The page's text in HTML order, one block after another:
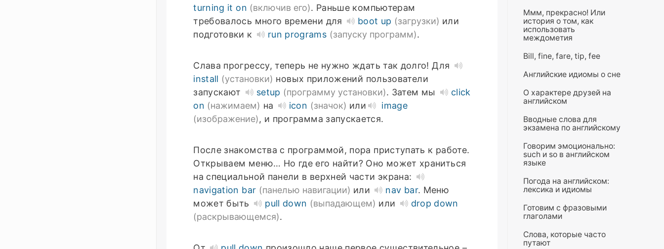
turning it on (включив его). Раньше компьютерам
требовалось много времени для
boot up (загрузки) или
подготовки к
run programs (запуску программ).
Слава прогрессу, теперь не нужно ждать так долго! Для
install (установки) новых приложений пользователи
запускают
setup (программу установки). Затем мы
click
on (нажимаем) на icon (значок) или
image
(изображение), и программа запускается.
После знакомства с программой, пора приступать к работе.
Открываем меню… Но где его найти? Оно может храниться
на специальной панели в верхней части экрана:
navigation bar (панелью навигации) или nav bar. Меню
может быть
pull down (выпадающем) или
drop down
(раскрывающемся).
Ммм, прекрасно! Или
история о том, как
использовать
междометия
Bill, fine, fare, tip, fee
Английские идиомы о сне
О характере друзей на
английском
Вводные слова для
экзамена по английскому
Говорим эмоционально:
such и so в английском
языке
Погода на английском:
лексика и идиомы
Готовим с фразовыми
глаголами
Слова, которые часто
путают